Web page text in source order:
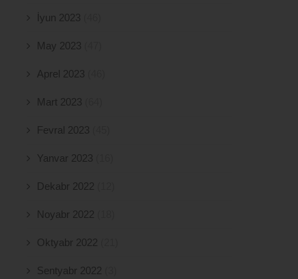
İyun 2023
May 2023
Aprel 2023
Mart 2023
Fevral 2023
Yanvar 2023
Dekabr 2022
Noyabr 2022
Oktyabr 2022
Sentyabr 2022